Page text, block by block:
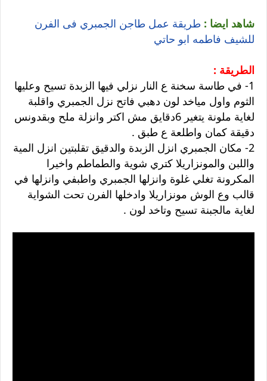
شاهد ايضا : طريقة عمل طاجن الجمبري فى الفرن
للشيف فاطمه ابو حاتي
الطريقة :
1- في طاسة سخنة ع النار نزلي فيها الزبدة تسيح وعليها
الثوم واول مياخد لون دهبي فاتح نزل الجمبري واقلبة
لغاية ملونة يتغير 6دقايق مش اكتر وانزلة ملح وبقدونس
دقيقة كمان واطلعة ع طبق .
2- مكان الجمبري انزل الزبدة والدقيق تقلبتين انزل المية
واللبن والمونزاريلا كتري شوية والطماطم واخيرا
المكرونة تغلي غلوة وانزلها الجمبري واطبفي وانزلها في
قالب وع الوش مونزاريلا وادخلها الفرن تحت الشواية
لغاية مالجبنة تسيح وتاخد لون .